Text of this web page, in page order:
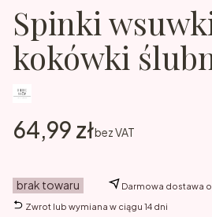
Spinki
kokówki
Cena
64,99 złbez VAT
brak towaru
Darmowa dostawa
Zwrot lub wymiana w ciągu 14 dni